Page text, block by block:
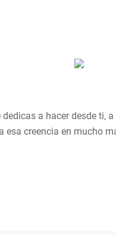
a hacer desde ti,
creencia en mucho